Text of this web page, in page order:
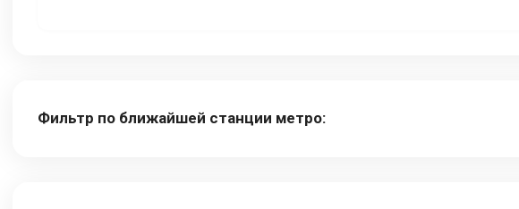
Фильтр по ближайшей станции метро: